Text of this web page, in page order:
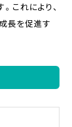
これにより、
長を促進す